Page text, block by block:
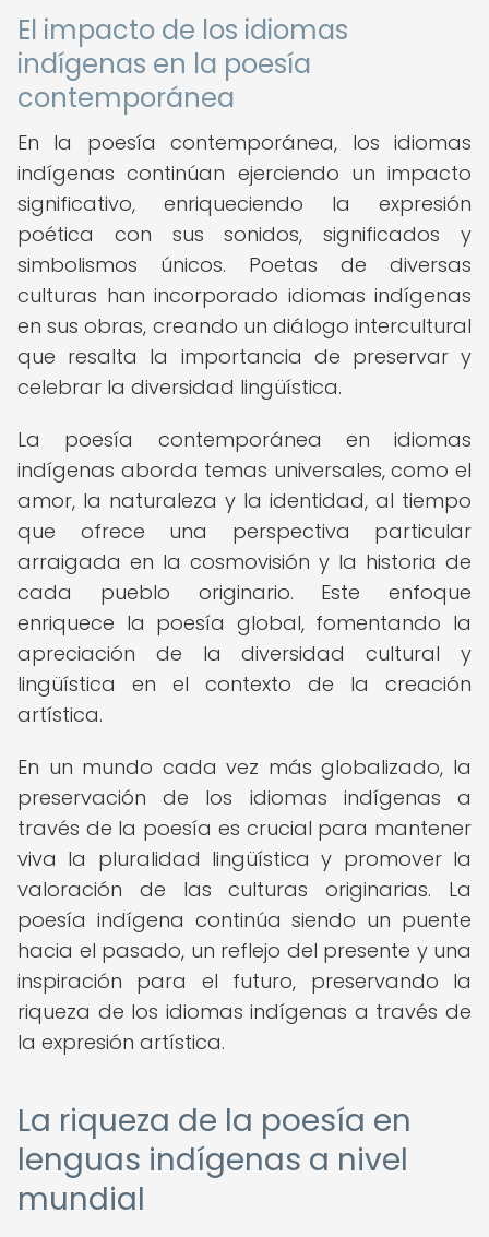
El impacto de los idiomas
indígenas en la poesía
contemporánea
En la poesía contemporánea, los idiomas
indígenas continúan ejerciendo un impacto
significativo, enriqueciendo la expresión
poética con sus sonidos, significados y
simbolismos únicos. Poetas de diversas
culturas han incorporado idiomas indígenas
en sus obras, creando un diálogo intercultural
que resalta la importancia de preservar y
celebrar la diversidad lingüística.
La poesía contemporánea en idiomas
indígenas aborda temas universales, como el
amor, la naturaleza y la identidad, al tiempo
que ofrece una perspectiva particular
arraigada en la cosmovisión y la historia de
cada pueblo originario. Este enfoque
enriquece la poesía global, fomentando la
apreciación de la diversidad cultural y
lingüística en el contexto de la creación
artística.
En un mundo cada vez más globalizado, la
preservación de los idiomas indígenas a
través de la poesía es crucial para mantener
viva la pluralidad lingüística y promover la
valoración de las culturas originarias. La
poesía indígena continúa siendo un puente
hacia el pasado, un reflejo del presente y una
inspiración para el futuro, preservando la
riqueza de los idiomas indígenas a través de
la expresión artística.
La riqueza de la poesía en
lenguas indígenas a nivel
mundial